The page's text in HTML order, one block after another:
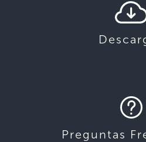
Preguntas